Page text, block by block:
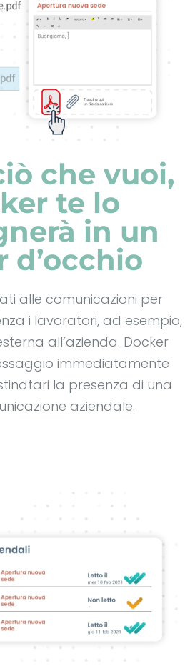
che vuoi,
te lo
in un
d’occhio
alle comunicazioni per
i lavoratori, ad esempio,
all’azienda. Docker
immediatamente
la presenza di una
aziendale.